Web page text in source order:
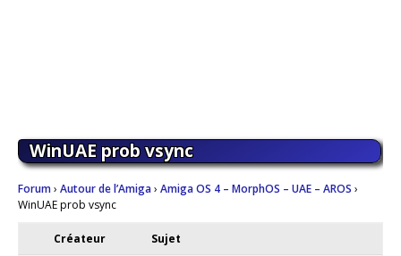
WinUAE prob vsync
Forum› Autour de l’Amiga› Amiga OS 4 – MorphOS – UAE – AROS ›
WinUAE prob vsync
Créateur Sujet